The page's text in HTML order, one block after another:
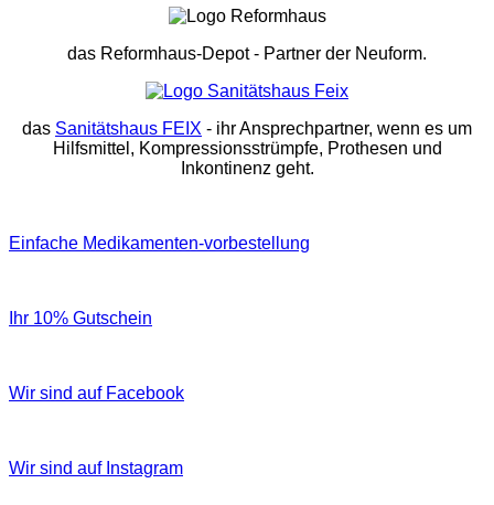
das Reformhaus-Depot- Partner der Neuform.
das Sanitätshaus FEIX - ihr Ansprechpartner, wenn es um
Hilfsmittel, Kompressionsstrümpfe, Prothesen und
Inkontinenz geht.
Einfache Medikamenten-vorbestellung
Ihr 10% Gutschein
Wir sind auf Facebook
Wir sind auf Instagram